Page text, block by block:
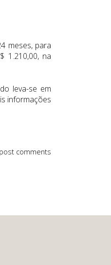
meses, para
1.210,00, na
leva-se em
informações
comments